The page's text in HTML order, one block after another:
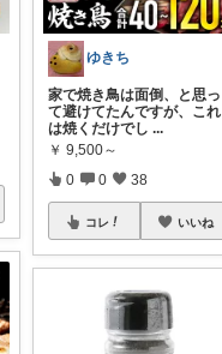
ゆきち
家で焼き鳥は面倒、と思っ
て避けてたんですが、これ
は焼くだけでし ...
￥ 9,500～
0 0 38
コレ いいね